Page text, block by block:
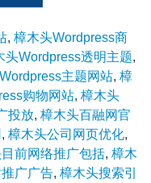
, 樟木头Wordpress商
头Wordpress透明主题,
主题网站, 樟
购物网站, 樟木头
投放, 樟木头百融网官
, 樟木头公司网页优化,
前网络推广包括, 樟木
广广告, 樟木头搜索引